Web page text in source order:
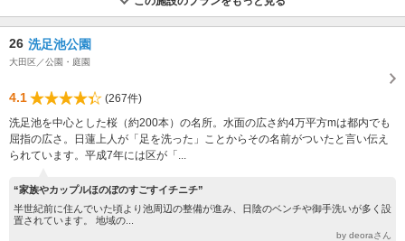
26 洗足池公園
大田区／公園・庭園
4.1
(267件)
洗足池を中心とした桜（約200本）の名所。水面の広さ約4万平方mは都内でも
屈指の広さ。日蓮上人が「足を洗った」ことからその名前がついたと言い伝え
られています。平成7年には区が「...
“家族やカップルほのぼのすごすイチニチ”
半世紀前に住んでいた頃より池周辺の整備が進み、日陰のベンチや御手洗いが多く設
置されています。 地域の...
by deoraさん